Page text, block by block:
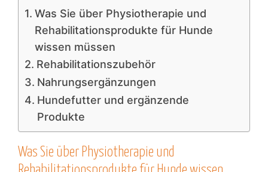
Was Sie über Physiotherapie und
Rehabilitationsprodukte für Hunde
wissen müssen
Rehabilitationszubehör
Nahrungsergänzungen
Hundefutter und ergänzende
Produkte
Was Sie über Physiotherapie und